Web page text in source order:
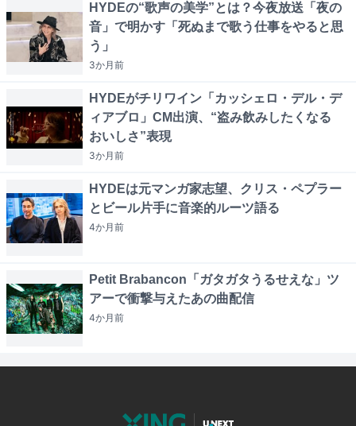
HYDEの“歌声の美学”とは？今夜放送「夜の
音」で明かす「死ぬまで歌う仕事をやると思
う」
3か月前
HYDEがチリワイン「カッシェロ・デル・デ
ィアブロ」CM出演、“盗み飲みしたくなる
おいしさ”表現
3か月前
HYDEは元マンガ家志望、クリス・ペプラー
とビール片手に音楽的ルーツ語る
4か月前
Petit Brabancon「ガタガタうるせえな」ツ
アーで衝撃与えたあの曲配信
4か月前